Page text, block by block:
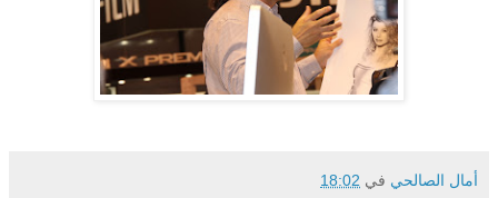
أمال الصالحي في 18:02